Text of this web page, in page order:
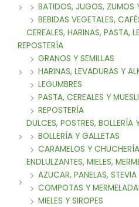
BATIDOS, JUGOS, ZUMOS
BEBIDAS VEGETALES,
CEREALES, HARINAS, PASTA,
REPOSTERÍA
GRANOS Y SEMILLAS
HARINAS, LEVADURAS Y
LEGUMBRES
PASTA, CEREALES Y MUESLI
REPOSTERÍA
DULCES, POSTRES, BOLLERÍA
BOLLERÍA Y GALLETAS
CARAMELOS Y
ENDLULZANTES, MIELES,
AZUCAR, PANELAS,
COMPOTAS Y
MIELES Y SIROPES